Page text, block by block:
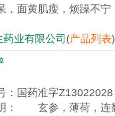
，面黄肌瘦，烦躁不
业有限公司 (产品列表)
：国药准字
： 玄参，薄荷，连